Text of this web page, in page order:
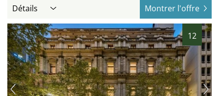
Détails Montrer l'offre
12